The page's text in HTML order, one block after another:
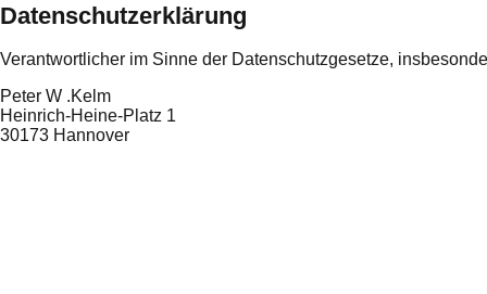
Datenschutzerklärung
Verantwortlicher im Sinne der Datenschutzgesetze,
Peter W .Kelm
Heinrich-Heine-Platz 1
30173 Hannover